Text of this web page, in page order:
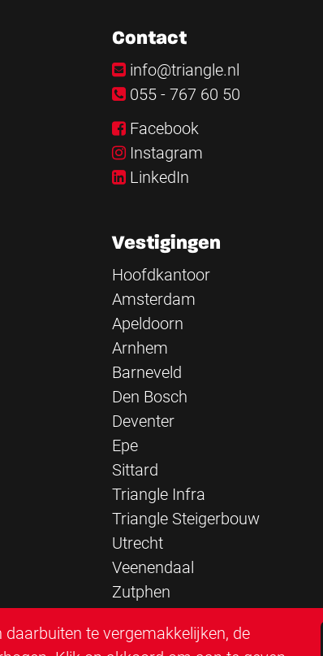
Contact
info@triangle.nl
055 - 767 60 50
Facebook
Instagram
LinkedIn
Vestigingen
Hoofdkantoor
Amsterdam
Apeldoorn
Arnhem
Barneveld
Den Bosch
Deventer
Epe
Sittard
Triangle Infra
Triangle Steigerbouw
Utrecht
Veenendaal
Zutphen
te vergemakkelijken, de